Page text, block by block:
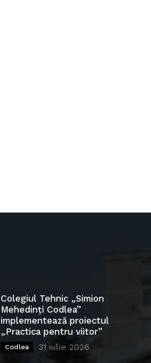
Colegiul Tehnic „Simion
Mehedinți Codlea”
implementează proiectul
„Practica pentru viitor”
Codlea 31 iulie 2026